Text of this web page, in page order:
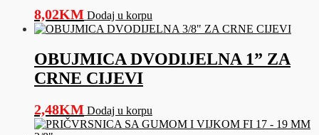
8,02KM Dodaj u korpu
OBUJMICA DVODIJELNA 1” ZA
CRNE CIJEVI
2,48KM Dodaj u korpu